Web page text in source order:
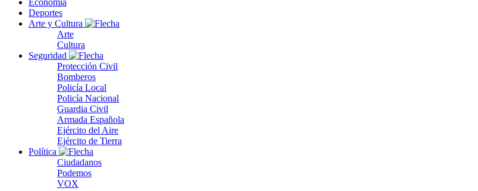
Economía
Deportes
Arte y Cultura
Arte
Cultura
Seguridad
Protección Civil
Bomberos
Policía Local
Policía Nacional
Guardia Civil
Armada Española
Ejército del Aire
Ejército de Tierra
Política
Ciudadanos
Podemos
VOX